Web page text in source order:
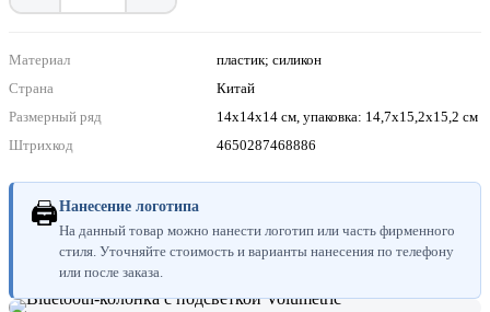
Материал
пластик; силикон
Страна
Китай
Размерный ряд
14x14x14 см, упаковка: 14,7x15,2x15,2 см
Штрихкод
4650287468886
🖨Нанесение логотипа
На данный товар можно нанести логотип или часть фирменного
стиля. Уточняйте стоимость и варианты нанесения по телефону
или после заказа.